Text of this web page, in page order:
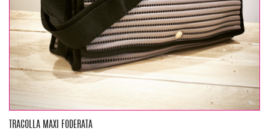
TRACOLLA MAXI FODERATA